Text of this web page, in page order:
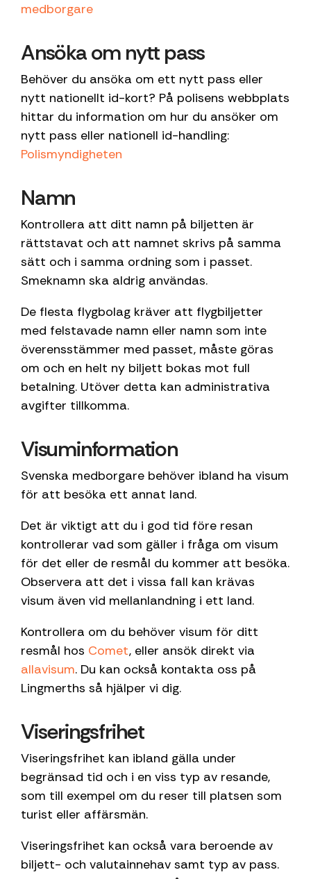
medborgare
Ansöka om nytt pass
Behöver du ansöka om ett nytt pass eller
nytt nationellt id-kort? På polisens webbplats
hittar du information om hur du ansöker om
nytt pass eller nationell id-handling:
Polismyndigheten
Namn
Kontrollera att ditt namn på biljetten är
rättstavat och att namnet skrivs på samma
sätt och i samma ordning som i passet.
Smeknamn ska aldrig användas.
De flesta flygbolag kräver att flygbiljetter
med felstavade namn eller namn som inte
överensstämmer med passet, måste göras
om och en helt ny biljett bokas mot full
betalning. Utöver detta kan administrativa
avgifter tillkomma.
Visuminformation
Svenska medborgare behöver ibland ha visum
för att besöka ett annat land.
Det är viktigt att du i god tid före resan
kontrollerar vad som gäller i fråga om visum
för det eller de resmål du kommer att besöka.
Observera att det i vissa fall kan krävas
visum även vid mellanlandning i ett land.
Kontrollera om du behöver visum för ditt
resmål hos Comet, eller ansök direkt via
allavisum. Du kan också kontakta oss på
Lingmerths så hjälper vi dig.
Viseringsfrihet
Viseringsfrihet kan ibland gälla under
begränsad tid och i en viss typ av resande,
som till exempel om du reser till platsen som
turist eller affärsmän.
Viseringsfrihet kan också vara beroende av
biljett- och valutainnehav samt typ av pass.